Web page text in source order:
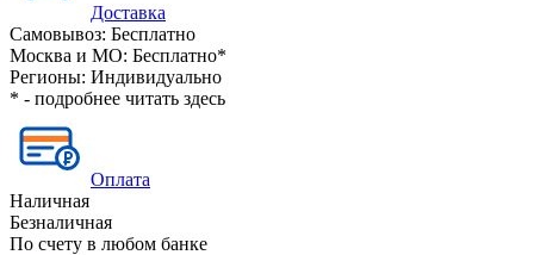
Доставка
Самовывоз: Бесплатно
Москва и МО: Бесплатно*
Регионы: Индивидуально
* - подробнее читать здесь
Оплата
Наличная
Безналичная
По счету в любом банке